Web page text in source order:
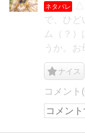
ネタバレ
で、ひど
ム（？
うか。お
ナイス
コメント